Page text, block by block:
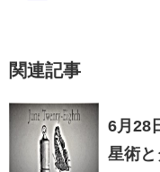
関連記事
6月28
星術と